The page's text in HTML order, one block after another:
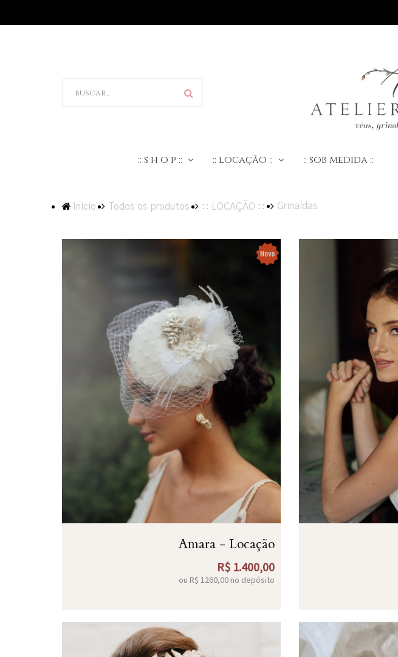
:: s h o p :: :: locação :: :: sob medida ::
Início Todos os produtos :: LOCAÇÃO :: Grinaldas
Amara - Locação
R$ 1.400,00
ou R$ 1260,00 no depósito